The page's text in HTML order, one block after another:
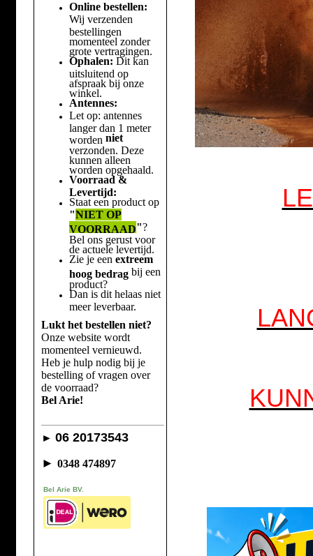
Online bestellen:
Wij verzenden
bestellingen
momenteel zonder
grote vertragingen.
Ophalen: Dit kan
uitsluitend op
afspraak bij onze
winkel.
Antennes:
Let op: antennes
langer dan 1 meter
worden niet
verzonden. Deze
kunnen alleen
worden opgehaald.
Voorraad &
Levertijd:
Staat een product op
"NIET OP
VOORRAAD"?
Bel ons gerust voor
de actuele levertijd.
Zie je een extreem
hoog bedragbij een
product?
Dan is dit helaas niet
meer leverbaar.
Lukt het bestellen niet?
Onze website wordt
momenteel vernieuwd.
Heb je hulp nodig bij je
bestelling of vragen over
de voorraad?
Bel Arie!
► 06 20173543
► 0348 474897
Bel Arie BV.